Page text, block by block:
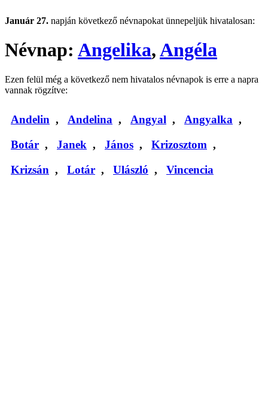
Január 27. napján következő névnapokat ünnepeljük hivatalosan:
Névnap: Angelika,Angéla
Ezen felül még a következő nem hivatalos névnapok is erre a napra
vannak rögzítve:
Andelin , Andelina , Angyal , Angyalka ,
Botár , Janek , János , Krizosztom ,
Krizsán , Lotár , Ulászló , Vincencia